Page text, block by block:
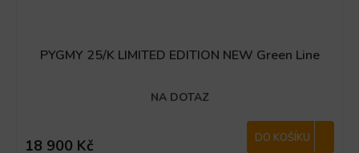
PYGMY 25/K LIMITED EDITION NEW Green Line
NA DOTAZ
18 900 Kč DO KOŠÍKU